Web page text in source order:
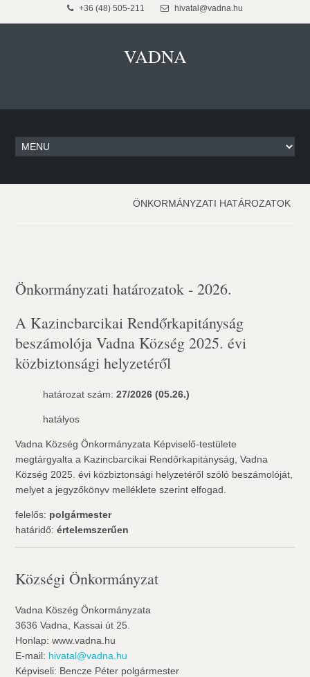
+36 (48) 505-211 hivatal@vadna.hu
VADNA
ÖNKORMÁNYZATI HATÁROZATOK
Önkormányzati határozatok - 2026.
A Kazincbarcikai Rendőrkapitányság
beszámolója Vadna Község 2025. évi
közbiztonsági helyzetéről
határozat szám:27/2026 (05.26.)
hatályos
Vadna Község Önkormányzata Képviselő-testülete
megtárgyalta a Kazincbarcikai Rendőrkapitányság, Vadna
Község 2025. évi közbiztonsági helyzetéről szóló beszámolóját,
melyet a jegyzőkönyv melléklete szerint elfogad.
felelős: polgármester
határidő:értelemszerűen
Községi Önkormányzat
Vadna Köszég Önkormányzata
3636 Vadna, Kassai út 25.
Honlap: www.vadna.hu
E-mail: hivatal@vadna.hu
Képviseli: Bencze Péter polgármester